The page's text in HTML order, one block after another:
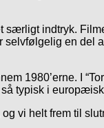
særligt indtryk.
en del
1980’erne. I
så typisk i
vi helt frem til